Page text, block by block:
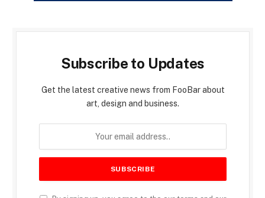
Subscribe to Updates
Get the latest creative news from FooBar about
art, design and business.